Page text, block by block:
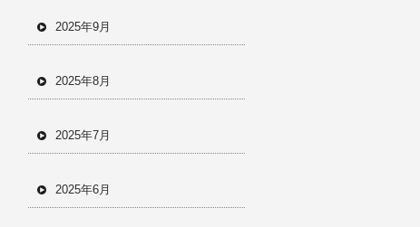
2025年9月
2025年8月
2025年7月
2025年6月